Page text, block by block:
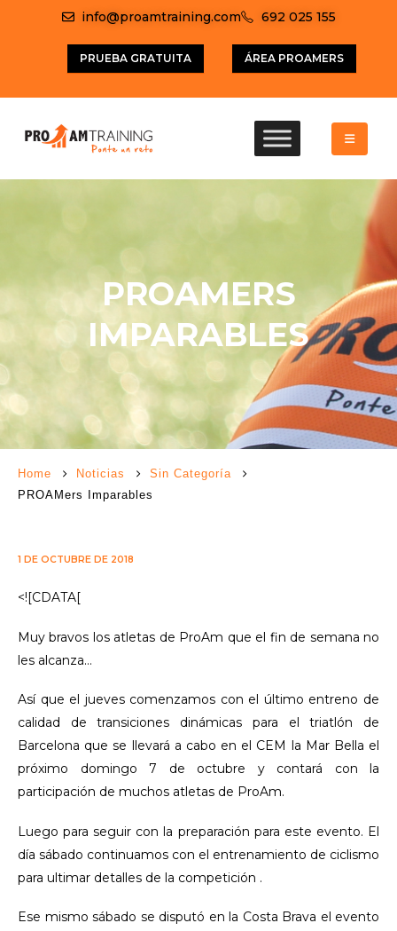
info@proamtraining.com 692 025 155
PRUEBA GRATUITA ÁREA PROAMERS
PROAMERS
IMPARABLES
Home Noticias
Sin Categoría
PROAMers Imparables
1 DE OCTUBRE DE 2018
<![CDATA[
Muy bravos los atletas de ProAm que el fin de semana no
les alcanza…
Así que el jueves comenzamos con el último entreno de
calidad de transiciones dinámicas para el triatlón de
Barcelona que se llevará a cabo en el CEM la Mar Bella el
próximo domingo 7 de octubre y contará con la
participación de muchos atletas de ProAm.
Luego para seguir con la preparación para este evento. El
día sábado continuamos con el entrenamiento de ciclismo
para ultimar detalles de la competición .
Ese mismo sábado se disputó en la Costa Brava el evento